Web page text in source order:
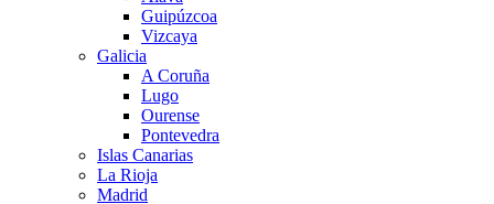
Guipúzcoa
Vizcaya
Galicia
A Coruña
Lugo
Ourense
Pontevedra
Islas Canarias
La Rioja
Madrid